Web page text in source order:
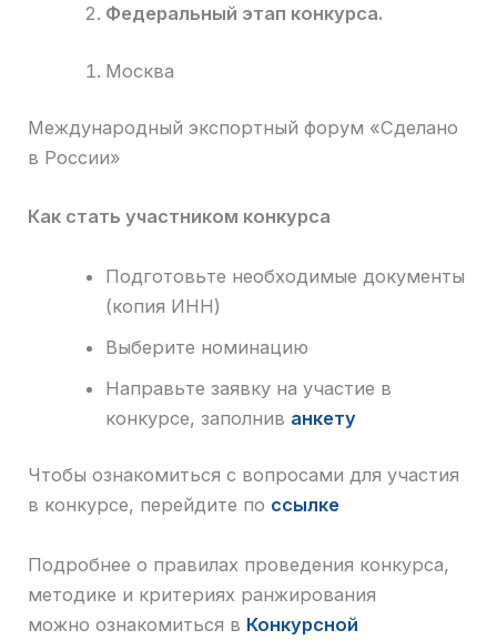
Федеральный этап конкурса.
Москва
Международный экспортный форум «Сделано
в России»
Как стать участником конкурса
Подготовьте необходимые документы
(копия ИНН)
Выберите номинацию
Направьте заявку на участие в
конкурсе, заполнив анкету
Чтобы ознакомиться с вопросами для участия
в конкурсе, перейдите по ссылке
Подробнее о правилах проведения конкурса,
методике и критериях ранжирования
можно ознакомиться в Конкурсной